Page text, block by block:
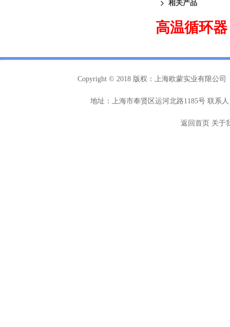
相关产品
高温循环
Copyright © 2018 版权：上海欧蒙实业有限公司
地址：上海市奉贤区运河北路1185号 联系
返回首页 关于